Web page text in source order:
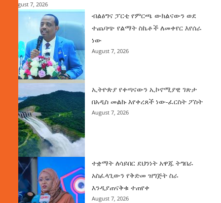
August 7, 2026
ብልፅግና ፓርቲ የምርጫ ውክልናውን ወደ
ተጨባጭ የልማት ስኬቶች ለመቀየር እየሰራ
ነው
August 7, 2026
ኢትዮጵያ የቀጣናውን ኢኮኖሚያዊ ገጽታ
በአዲስ መልኩ እየቀረጸች ነው-ፈርስት ፖስት
August 7, 2026
ተቋማት ለሳይበር ደህንነት አዋጁ ትግበራ
አስፈላጊውን የቅድመ ዝግጅት ስራ
እንዲያጠናቅቁ ተጠየቀ
August 7, 2026